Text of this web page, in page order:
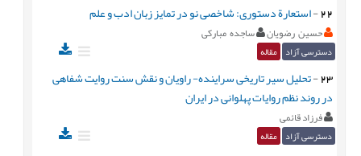
22
-استعارة دستوری: شاخصی نو در تمایز زبان ادب و علم
حسین رضویان ساجده مبارکی
دسترسی آزاد مقاله
23
-تحلیل سیر تاریخی سراینده- راویان و نقش سنت روایت شفاهی
در روند نظم روایات پهلوانی در ایران
فرزاد قائمی
دسترسی آزاد مقاله